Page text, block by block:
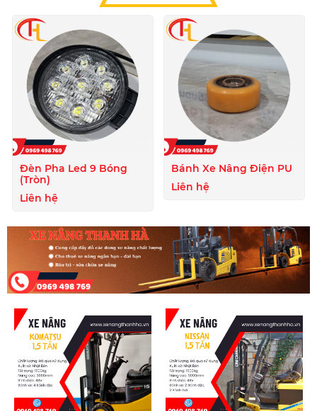
Đèn Pha Led 9 Bóng
(Tròn)
Liên hệ
Bánh Xe Nâng Điện PU
Liên hệ